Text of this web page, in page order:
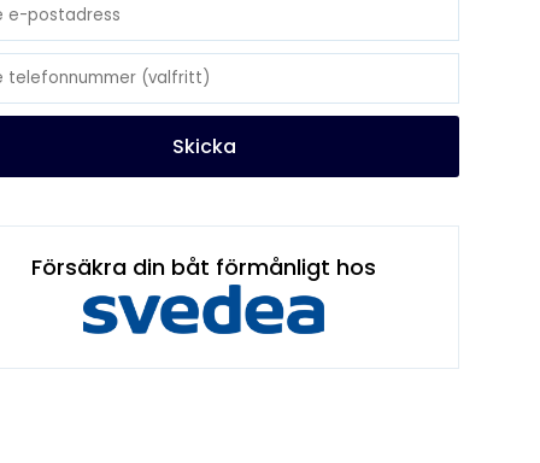
Skicka
Försäkra din båt förmånligt hos